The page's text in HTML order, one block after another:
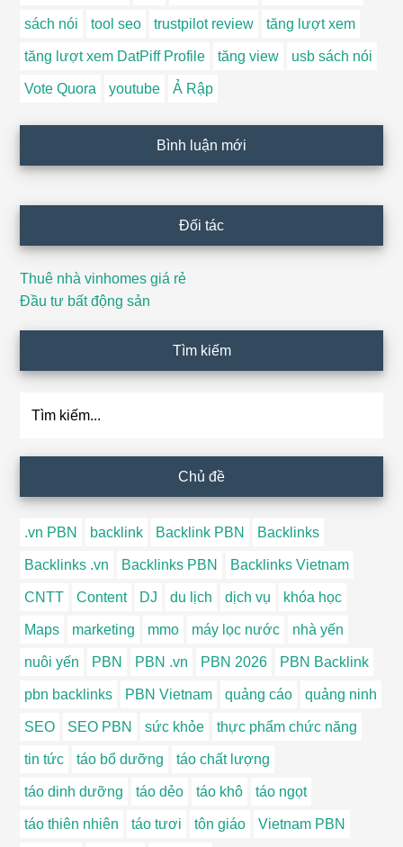
sách nói tool seo trustpilot review tăng lượt xem
tăng lượt xem DatPiff Profile tăng view usb sách nói
Vote Quora youtube Ả Rập
Bình luận mới
Đối tác
Thuê nhà vinhomes giá rẻ
Đầu tư bất động sản
Tìm kiếm
Chủ đề
.vn PBN backlink Backlink PBN Backlinks
Backlinks .vn Backlinks PBN Backlinks Vietnam
CNTT Content DJ du lịch dịch vụ khóa học
Maps marketing mmo máy lọc nước nhà yến
nuôi yến PBN PBN .vn PBN 2026 PBN Backlink
pbn backlinks PBN Vietnam quảng cáo quảng ninh
SEO SEO PBN sức khỏe thực phẩm chức năng
tin tức táo bổ dưỡng táo chất lượng
táo dinh dưỡng táo dẻo táo khô táo ngọt
táo thiên nhiên táo tươi tôn giáo Vietnam PBN